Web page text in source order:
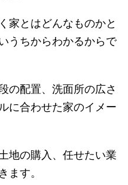
家とはどんなものかと
うちからわかるからで
の配置、洗面所の広さ
に合わせた家のイメー
地の購入、任せたい業
ます。